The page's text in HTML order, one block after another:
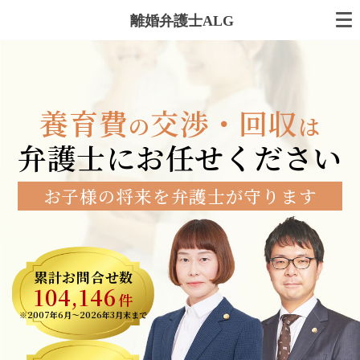
離婚弁護士ALG
養育費の交渉・回収は
弁護士にお任せください
お子様の将来を弁護士が守ります
累計お問合せ数
104,146件
※2007年6月～2026年3月末まで